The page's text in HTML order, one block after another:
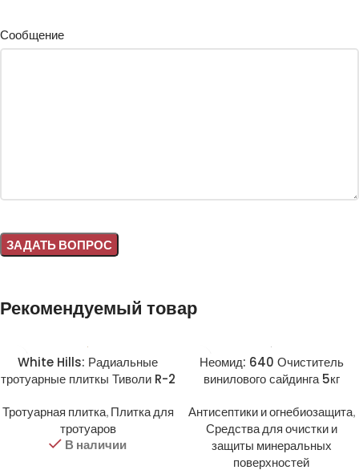
Сообщение
Рекомендуемый товар
White Hills: Радиальные
тротуарные плиткы Тиволи R-2
Тротуарная плитка, Плитка для
тротуаров
В наличии
Неомид: 640 Очиститель
винилового сайдинга 5кг
Антисептики и огнебиозащита,
Средства для очистки и
защиты минеральных
поверхностей